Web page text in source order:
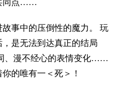
同点……
事中的压倒性的魔力。 玩
是无法到达真正的结局
、漫不经心的表情变化……
的唯有一＜死＞！